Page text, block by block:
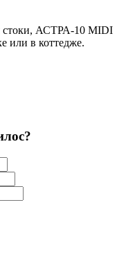
АСТРА-10 MIDI
или в коттедже.